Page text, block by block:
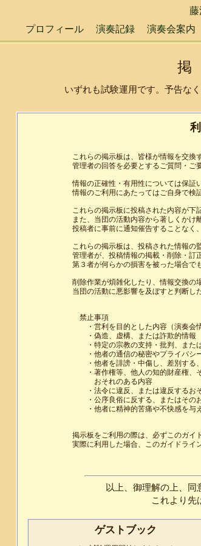
藤
プロフィール
演奏記録 演奏会案内
いずれも試験運用です。予告な
これらの掲示板は、皆様が情報を交換
管理者の回答を必要とするご質問・ご
情報の正確性・有用性については保証
情報のご利用にあたってはご自身で検
これらの掲示板に投稿された内容が下
また、当団の活動内容から著しくかけ
投稿者に事前に通知催告することなく
これらの掲示板は、投稿された情報の
管理者が、投稿情報の掲載・削除・訂
第３者が何らかの損害を被った場合で
削除作業が煩雑化したり、情報交換の
当団の活動に悪影響を及ぼすと判断し
禁止事項
・営利を目的とした内容（演奏会情
・偽造、虚構、または詐欺的情報
・特定の宗教の支持・批判、また
・他者の通信の秘密やプライバシ
・他者を誹謗・中傷し、差別する
・著作権等、他人の知的財産権、
おそれのある内容
・法令に違反、または違反するお
・公序良俗に反する、またはその
・他者に精神的苦痛や不快感を与
掲示板をご利用の際は、必ずこのガイ
実際に利用した場合、このガイドライ
以上、御理解の上、
これより先
ゲストブック